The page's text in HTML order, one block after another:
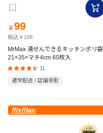
￥99
税込￥108
MrMax 湯せんできるキッチンポリ袋
21×35×マチ4cm 60枚入
11
通常配送 / 店舗受取